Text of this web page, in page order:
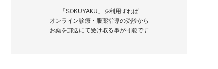
「SOKUYAKU」を利用すれば
オンライン診療・服薬指導の受診から
お薬を郵送にて受け取る事が可能です